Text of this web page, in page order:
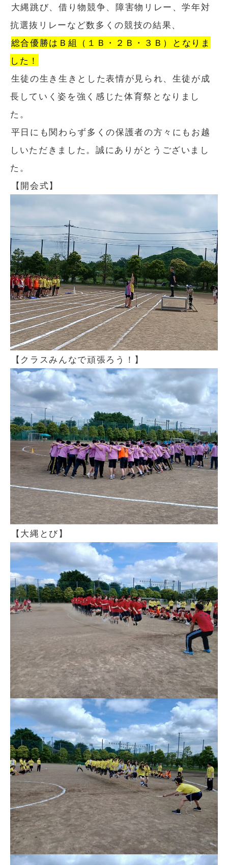
大縄跳び、借り物競争、障害物リレー、学年対
抗選抜リレーなど数多くの競技の結果、
総合優勝はＢ組（１Ｂ・２Ｂ・３Ｂ ）
となりま
した！
生徒の生き生きとした表情が見られ、生徒が成
長していく姿を強く感じた体育祭となりまし
た。
平日にも関わらず多くの保護者の方々にもお越
しいただきました。誠にありがとうございまし
た。
【開会式】
【クラスみんなで頑張ろう！】
【大縄とび】